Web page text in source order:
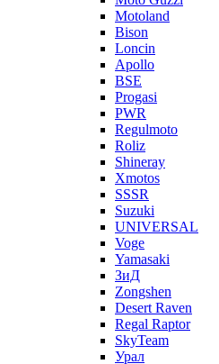
Motoland
Bison
Loncin
Apollo
BSE
Progasi
PWR
Regulmoto
Roliz
Shineray
Xmotos
SSSR
Suzuki
UNIVERSAL
Voge
Yamasaki
ЗиД
Zongshen
Desert Raven
Regal Raptor
SkyTeam
Урал